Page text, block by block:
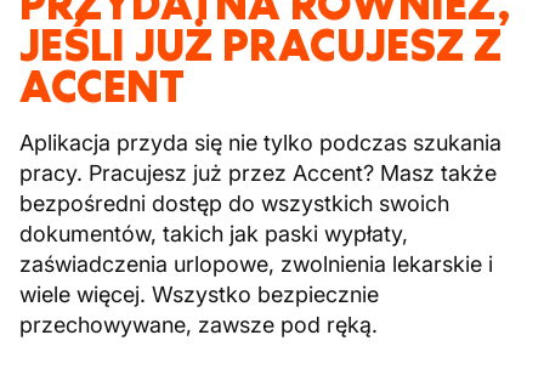
JEŚLI JUŻ PRACUJESZ Z
ACCENT
Aplikacja przyda się nie tylko podczas szukania
pracy. Pracujesz już przez Accent? Masz także
bezpośredni dostęp do wszystkich swoich
dokumentów, takich jak paski wypłaty,
zaświadczenia urlopowe, zwolnienia lekarskie i
wiele więcej. Wszystko bezpiecznie
przechowywane, zawsze pod ręką.